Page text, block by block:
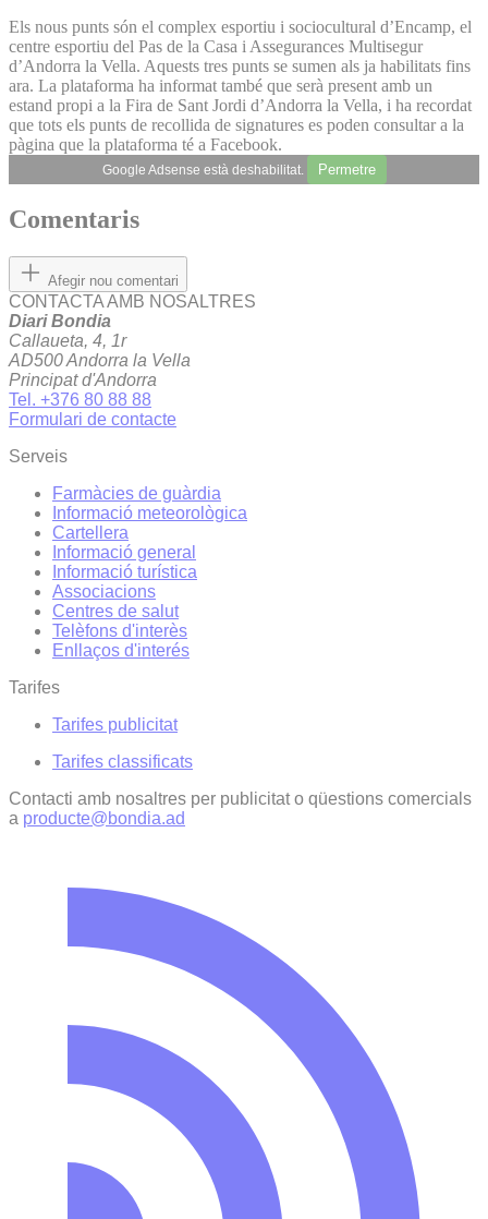
Els nous punts són el complex esportiu i sociocultural d’Encamp, el
centre esportiu del Pas de la Casa i Assegurances Multisegur
d’Andorra la Vella. Aquests tres punts se sumen als ja habilitats fins
ara. La plataforma ha informat també que serà present amb un
estand propi a la Fira de Sant Jordi d’Andorra la Vella, i ha recordat
que tots els punts de recollida de signatures es poden consultar a la
pàgina que la plataforma té a Facebook.
Google Adsense està deshabilitat. Permetre
Comentaris
Afegir nou comentari
CONTACTA AMB NOSALTRES
Diari Bondia
Callaueta, 4, 1r
AD500 Andorra la Vella
Principat d'Andorra
Tel. +376 80 88 88
Formulari de contacte
Serveis
Farmàcies de guàrdia
Informació meteorològica
Cartellera
Informació general
Informació turística
Associacions
Centres de salut
Telèfons d'interès
Enllaços d'interés
Tarifes
Tarifes publicitat
Tarifes classificats
Contacti amb nosaltres per publicitat o qüestions comercials
a producte@bondia.ad